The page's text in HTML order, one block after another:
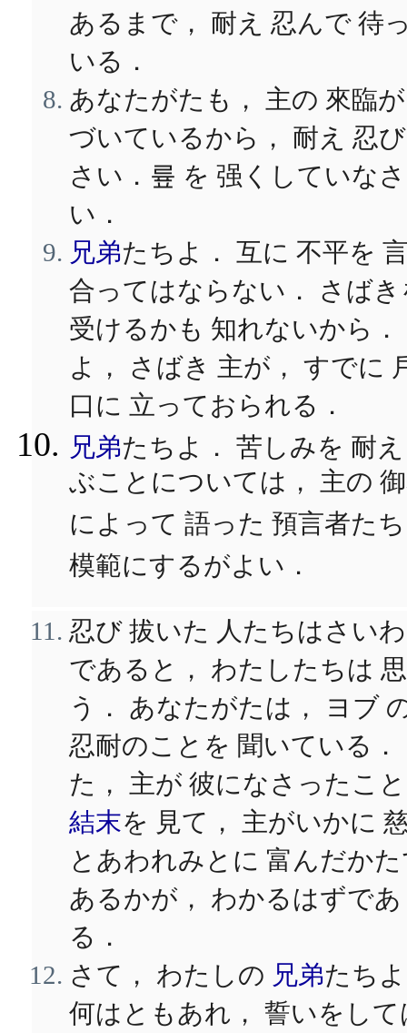
あるまで， 耐え 忍んで 待
いる．
あなたがたも， 主の 來臨
づいているから， 耐え 忍
さい．륲 を 强くしていなさ
い．
兄弟たちよ． 互に 不平を
合ってはならない． さばき
受けるかも 知れないから．
よ， さばき 主が， すでに
口に 立っておられる．
兄弟たちよ． 苦しみを 耐
ぶことについては， 主の
によって 語った 預言者た
模範にするがよい．
忍び 拔いた 人たちはさい
であると， わたしたちは 思
う． あなたがたは， ヨブ
忍耐のことを 聞いている．
た， 主が 彼になさったこ
結末を 見て， 主がいかに
とあわれみとに 富んだか
あるかが， わかるはずであ
る．
さて， わたしの 兄弟たち
何はともあれ， 誓いをして